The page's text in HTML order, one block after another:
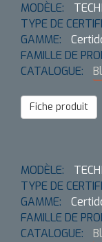
MODÈLE:
TYPE DE
GAMME:
FAMILLE DE
CATALOGUE:
Fiche produit
MODÈLE:
TYPE DE
GAMME:
FAMILLE DE
CATALOGUE: